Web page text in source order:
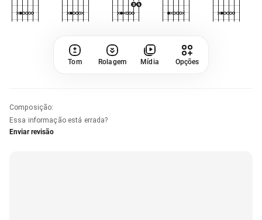
Tom Rolagem Mídia Opções
Composição:
Essa informação está errada?
Enviar revisão